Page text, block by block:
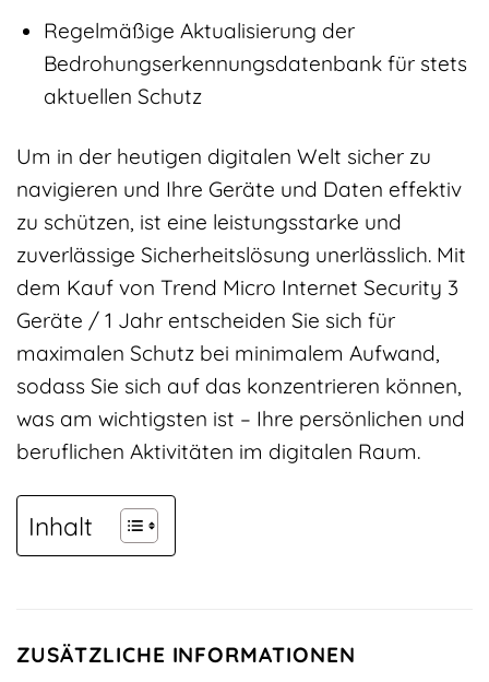
Regelmäßige Aktualisierung der
Bedrohungserkennungsdatenbank für stets
aktuellen Schutz
Um in der heutigen digitalen Welt sicher zu
navigieren und Ihre Geräte und Daten effektiv
zu schützen, ist eine leistungsstarke und
zuverlässige Sicherheitslösung unerlässlich. Mit
dem Kauf von Trend Micro Internet Security 3
Geräte / 1 Jahr entscheiden Sie sich für
maximalen Schutz bei minimalem Aufwand,
sodass Sie sich auf das konzentrieren können,
was am wichtigsten ist – Ihre persönlichen und
beruflichen Aktivitäten im digitalen Raum.
Inhalt
ZUSÄTZLICHE INFORMATIONEN